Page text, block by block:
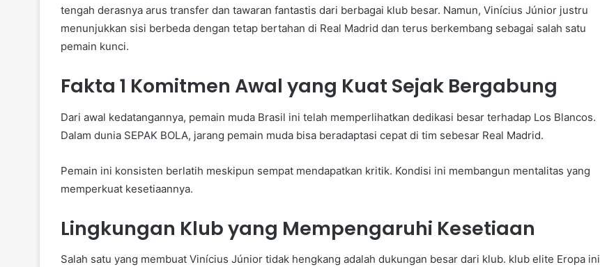
tengah derasnya arus transfer dan tawaran fantastis dari berbagai klub besar. Namun, Vinícius Júnior justru
menunjukkan sisi berbeda dengan tetap bertahan di Real Madrid dan terus berkembang sebagai salah satu
pemain kunci.
Fakta 1 Komitmen Awal yang Kuat Sejak Bergabung
Dari awal kedatangannya, pemain muda Brasil ini telah memperlihatkan dedikasi besar terhadap Los Blancos.
Dalam dunia SEPAK BOLA, jarang pemain muda bisa beradaptasi cepat di tim sebesar Real Madrid.
Pemain ini konsisten berlatih meskipun sempat mendapatkan kritik. Kondisi ini membangun mentalitas yang
memperkuat kesetiaannya.
Lingkungan Klub yang Mempengaruhi Kesetiaan
Salah satu yang membuat Vinícius Júnior tidak hengkang adalah dukungan besar dari klub. klub elite Eropa ini